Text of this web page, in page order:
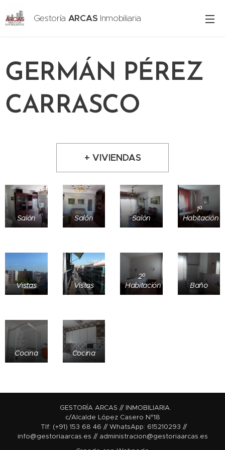
Gestoría ARCAS Inmobiliaria
GERMÁN PÉREZ
CARRASCO
+ VIVIENDAS
Salón Salón Salón
1º
Habitación
Vistas Vistas
2º
Habitación
Baño
Cocina Cocina
GESTORÍA ARCAS // INMOBILIARIA.
c/Alcalde López Casero N°18
Tlf: (+91) 153 68 46 // WhatsApp: 615210293 //
info@gestoriaarcas.es // administracion@gestoriaarcas.es